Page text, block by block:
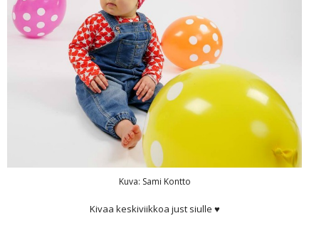
Kuva: Sami Kontto
Kivaa keskiviikkoa just siulle ♥